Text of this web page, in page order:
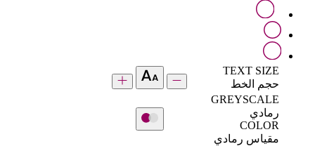
TEXT SIZE
حجم الخط
GREYSCALE
رمادي
COLOR
مقياس رمادي